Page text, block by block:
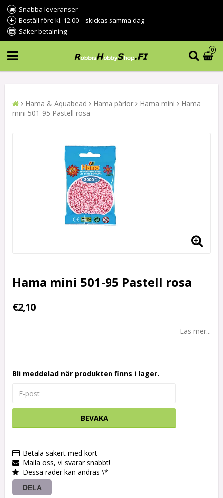
Snabba leveranser
Beställ före kl. 12.00 – skickas samma dag
Säker betalning
0
Hama & Aquabead Hama pärlor Hama mini
Hama
mini 501-95 Pastell rosa
Hama mini 501-95 Pastell rosa
€2,10
Läs mer...
Bli meddelad när produkten finns i lager.
BEVAKA
Betala säkert med kort
Maila oss, vi svarar snabbt!
Dessa rader kan ändras \*
DELA